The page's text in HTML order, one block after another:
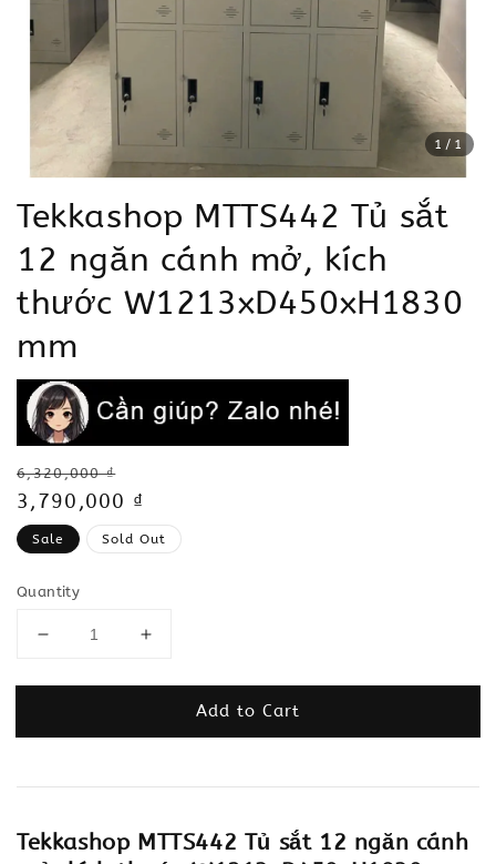
1 /1
Tekkashop MTTS442 Tủ sắt
12 ngăn cánh mở, kích
thước W1213xD450xH1830
mm
Regular
price
6,320,000 ₫
Sale
price
3,790,000 ₫
Sale Sold Out
Quantity
Add to Cart
Tekkashop MTTS442 Tủ sắt 12 ngăn cánh